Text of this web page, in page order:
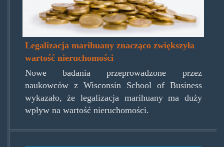
Legalizacja marihuany znacząco zwiększyła
wartość nieruchomości
Nowe badania przeprowadzone przez
naukowców z Wisconsin School of Business
wykazało, że legalizacja marihuany ma duży
wpływ na wartość nieruchomości.